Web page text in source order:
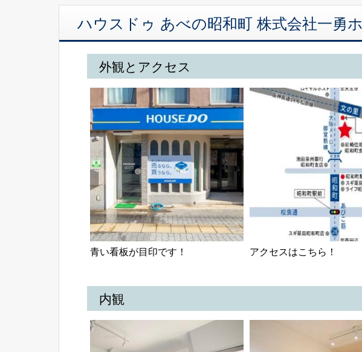
ハウスドゥ あべの昭和町 株式会社一勇
外観とアクセス
青い看板が目印です！ アクセスはこちら！
内観